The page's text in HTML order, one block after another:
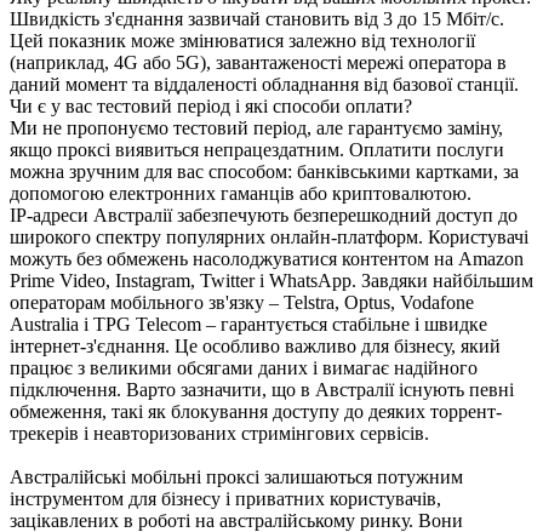
Швидкість з'єднання зазвичай становить від 3 до 15 Мбіт/с.
Цей показник може змінюватися залежно від технології
(наприклад, 4G або 5G), завантаженості мережі оператора в
даний момент та віддаленості обладнання від базової станції.
Чи є у вас тестовий період і які способи оплати?
Ми не пропонуємо тестовий період, але гарантуємо заміну,
якщо проксі виявиться непрацездатним. Оплатити послуги
можна зручним для вас способом: банківськими картками, за
допомогою електронних гаманців або криптовалютою.
IP-адреси Австралії забезпечують безперешкодний доступ до
широкого спектру популярних онлайн-платформ. Користувачі
можуть без обмежень насолоджуватися контентом на Amazon
Prime Video, Instagram, Twitter і WhatsApp. Завдяки найбільшим
операторам мобільного зв'язку – Telstra, Optus, Vodafone
Australia і TPG Telecom – гарантується стабільне і швидке
інтернет-з'єднання. Це особливо важливо для бізнесу, який
працює з великими обсягами даних і вимагає надійного
підключення. Варто зазначити, що в Австралії існують певні
обмеження, такі як блокування доступу до деяких торрент-
трекерів і неавторизованих стримінгових сервісів.
Австралійські мобільні проксі залишаються потужним
інструментом для бізнесу і приватних користувачів,
зацікавлених в роботі на австралійському ринку. Вони